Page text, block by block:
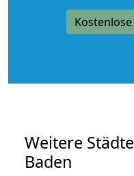
Weitere
Baden